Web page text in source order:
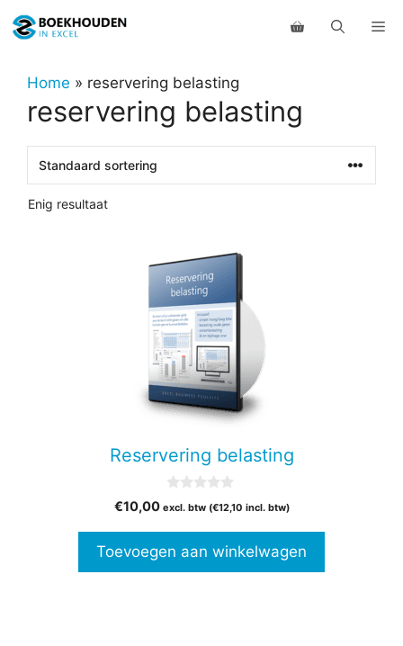
naar
inhoudHome » reservering belasting
reservering belasting
Enig resultaat
Reservering belasting
v
5
€10,00 excl. btw (€12,10 incl. btw)
Toevoegen aan winkelwagen